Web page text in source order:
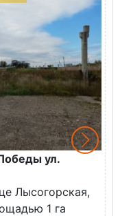
ул.
Лысогорская,
1 га